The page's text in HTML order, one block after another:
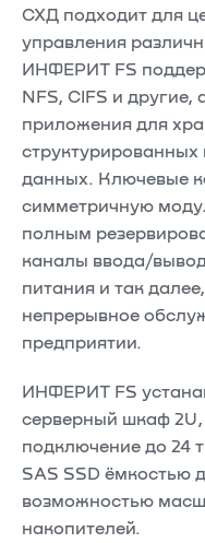
СХД подходит для
управления
ИНФЕРИТ FS
NFS, CIFS и
приложения для
структурированных
данных. Ключевые
симметричную
полным
каналы ввода/
питания и так
непрерывное
предприятии.
ИНФЕРИТ FS
серверный шкаф
подключение до 24
SAS SSD ёмкостью
возможностью
накопителей.